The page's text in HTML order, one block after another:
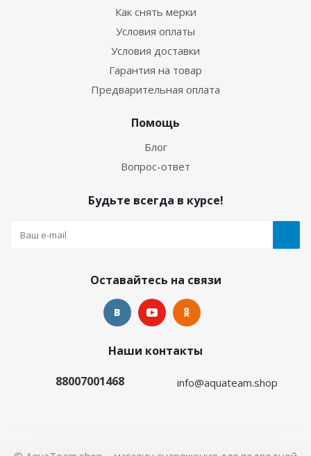
Как снять мерки
Условия оплаты
Условия доставки
Гарантия на товар
Предварительная оплата
Помощь
Блог
Вопрос-ответ
Будьте всегда в курсе!
Оставайтесь на связи
Наши контакты
88007001468
info@aquateam.shop